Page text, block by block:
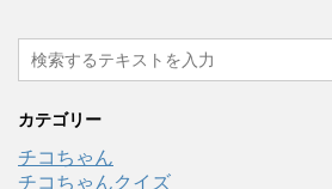
カテゴリー
チコちゃん
チコちゃんクイズ